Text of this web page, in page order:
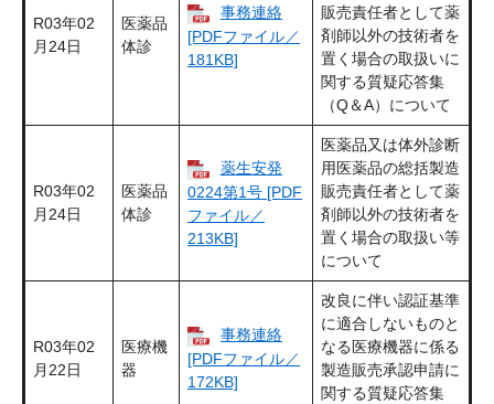
R03年02
月24日
医薬品
体診
事務連絡
[PDFファイル／
181KB]
販売責任者として薬
剤師以外の技術者を
置く場合の取扱いに
関する質疑応答集
（Q＆A）について
R03年02
月24日
医薬品
体診
薬生安発
0224第1号 [PDF
ファイル／
213KB]
医薬品又は体外診断
用医薬品の総括製造
販売責任者として薬
剤師以外の技術者を
置く場合の取扱い等
について
R03年02
月22日
医療機
器
事務連絡
[PDFファイル／
172KB]
改良に伴い認証基準
に適合しないものと
なる医療機器に係る
製造販売承認申請に
関する質疑応答集